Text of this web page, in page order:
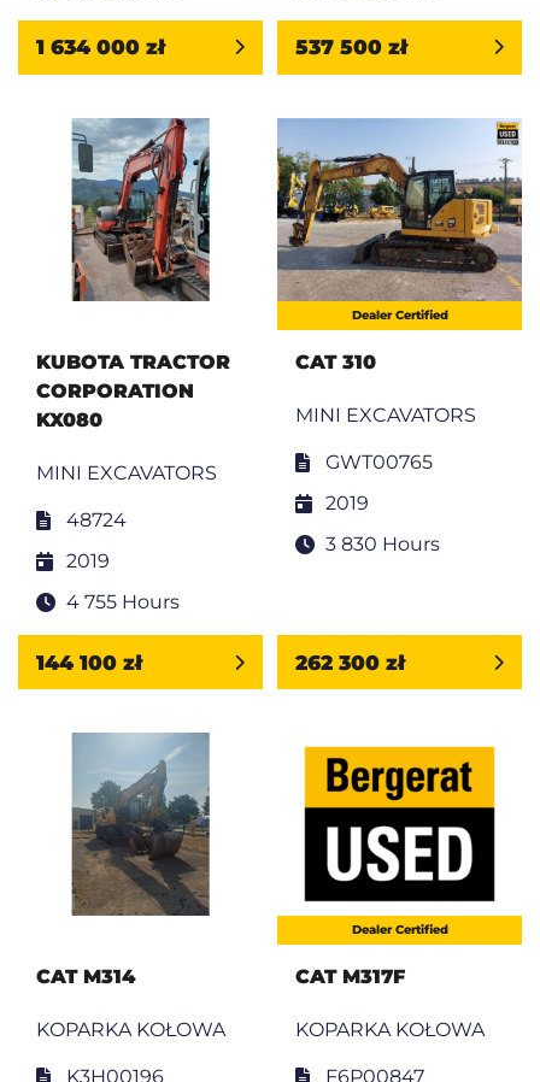
1 634 000 zł 537 500 zł
KUBOTA TRACTOR
CORPORATION
KX080
MINI EXCAVATORS
48724
2019
4 755 Hours
144 100 zł
Dealer Certified
CAT 310
MINI EXCAVATORS
GWT00765
2019
3 830 Hours
262 300 zł
CAT M314
KOPARKA KOŁOWA
K3H00196
Dealer Certified
CAT M317F
KOPARKA KOŁOWA
F6P00847